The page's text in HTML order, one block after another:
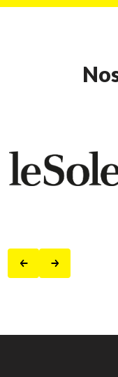
PrécédentSuivant